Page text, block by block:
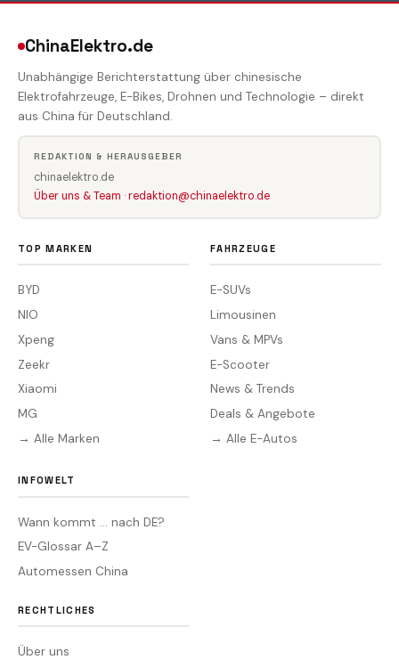
ChinaElektro.de
Unabhängige Berichterstattung über chinesische
Elektrofahrzeuge, E-Bikes, Drohnen und Technologie – direkt
aus China für Deutschland.
REDAKTION & HERAUSGEBER
chinaelektro.de
Über uns & Team ·redaktion@chinaelektro.de
TOP MARKEN
BYD
NIO
Xpeng
Zeekr
Xiaomi
MG
→ Alle Marken
FAHRZEUGE
E-SUVs
Limousinen
Vans & MPVs
E-Scooter
News & Trends
Deals & Angebote
→ Alle E-Autos
INFOWELT
Wann kommt … nach DE?
EV-Glossar A–Z
Automessen China
RECHTLICHES
Über uns